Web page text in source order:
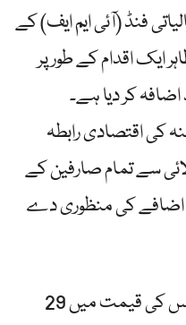
فنڈ (آئی ایم ایف) کے
ایک اقدام کے طور پر
کی اقتصادی رابطہ
سے تمام صارفین کے
اضافے کی منظوری دے
غیر گھریلو صارفین کے لیے گیس کی قیمت میں 29